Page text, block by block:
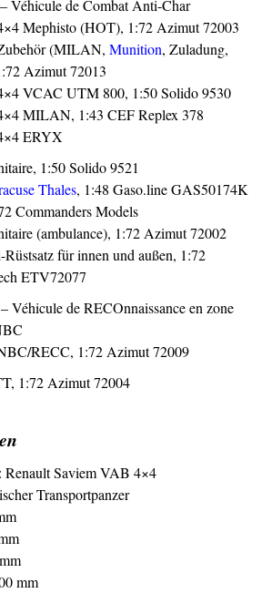
Véhicule de Combat Anti-Char
Mephisto (HOT), 1:72 Azimut 72003
(MILAN, Munition, Zuladung,
Azimut 72013
VCAC UTM 800, 1:50 Solido 9530
MILAN, 1:43 CEF Replex 378
ERYX
1:50 Solido 9521
Thales, 1:48 Gaso.line GAS50174K
Commanders Models
(ambulance), 1:72 Azimut 72002
für innen und außen, 1:72
ETV72077
Véhicule de RECOnnaissance en zone
RECC, 1:72 Azimut 72009
1:72 Azimut 72004
Renault Saviem VAB 4×4
Transportpanzer
mm